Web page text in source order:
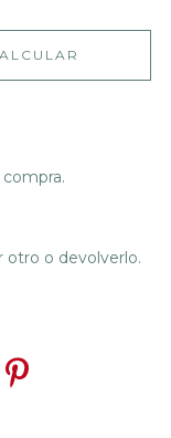
otro o devolverlo.